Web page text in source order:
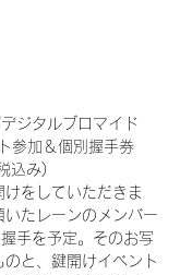
ジタルブロマイド
参加＆個別握手券
込み)
をしていただきま
たレーンのメンバー
手を予定。そのお写
と、鍵開けイベント